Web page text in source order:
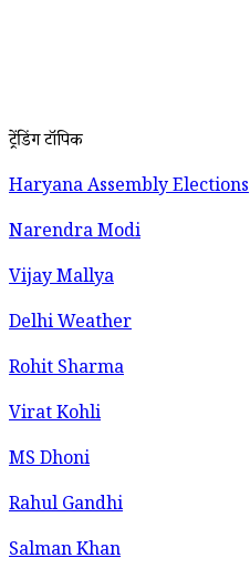
ट्रेंडिंग टॉपिक
Haryana Assembly Elections
Narendra Modi
Vijay Mallya
Delhi Weather
Rohit Sharma
Virat Kohli
MS Dhoni
Rahul Gandhi
Salman Khan